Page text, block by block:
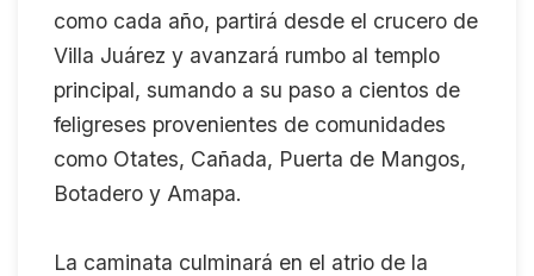
como cada año, partirá desde el crucero de
Villa Juárez y avanzará rumbo al templo
principal, sumando a su paso a cientos de
feligreses provenientes de comunidades
como Otates, Cañada, Puerta de Mangos,
Botadero y Amapa.
La caminata culminará en el atrio de la